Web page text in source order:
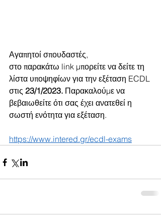
Αγαπητοί σπουδαστές,
στο παρακάτω link μπορείτε να δείτε τη
λίστα υποψηφίων για την εξέταση ECDL
στις 23/1/2023. Παρακαλούμε να
βεβαιωθείτε ότι σας έχει ανατεθεί η
σωστή ενότητα για εξέταση.
https://www.intered.gr/ecdl-exams